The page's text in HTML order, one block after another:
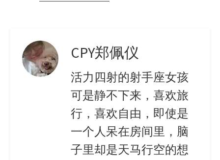
CPY郑佩仪
活力四射的射手座女孩
可是静不下来，喜欢旅
行，喜欢自由，即使是
一个人呆在房间里，脑
子里却是天马行空的想